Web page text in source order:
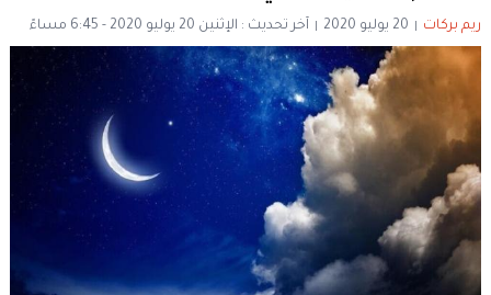
ريم بركات 20 يوليو 2020 آخر تحديث : الإثنين 20 يوليو 2020 - 6:45 مساءً